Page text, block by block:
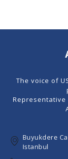
The voice of
Representative
Buyukdere
Istanbul